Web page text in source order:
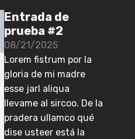
Entrada de
prueba #2
08/21/2025
Lorem fistrum por la
gloria de mi madre
esse jarl aliqua
llevame al sircoo. De la
pradera ullamco qué
dise usteer está la